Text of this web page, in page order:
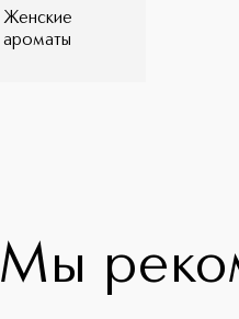
Женские
ароматы
Мы